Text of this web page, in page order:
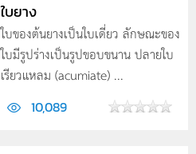
ใบยาง
ใบของต้นยางเป็นใบเดี่ยว ลักษณะของ
ใบมีรูปร่างเป็นรูปขอบขนาน ปลายใบ
เรียวแหลม (acumiate) ...
10,089